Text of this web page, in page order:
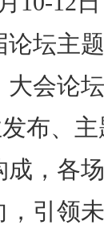
论坛主
大会论
布、
成，各
，引领